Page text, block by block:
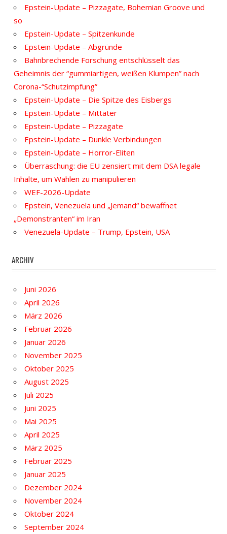
Epstein-Update – Pizzagate, Bohemian Groove und
so
Epstein-Update – Spitzenkunde
Epstein-Update – Abgründe
Bahnbrechende Forschung entschlüsselt das
Geheimnis der “gummiartigen, weißen Klumpen” nach
Corona-“Schutzimpfung”
Epstein-Update – Die Spitze des Eisbergs
Epstein-Update – Mittäter
Epstein-Update – Pizzagate
Epstein-Update – Dunkle Verbindungen
Epstein-Update – Horror-Eliten
Überraschung: die EU zensiert mit dem DSA legale
Inhalte, um Wahlen zu manipulieren
WEF-2026-Update
Epstein, Venezuela und „Jemand“ bewaffnet
„Demonstranten“ im Iran
Venezuela-Update – Trump, Epstein, USA
ARCHIV
Juni 2026
April 2026
März 2026
Februar 2026
Januar 2026
November 2025
Oktober 2025
August 2025
Juli 2025
Juni 2025
Mai 2025
April 2025
März 2025
Februar 2025
Januar 2025
Dezember 2024
November 2024
Oktober 2024
September 2024